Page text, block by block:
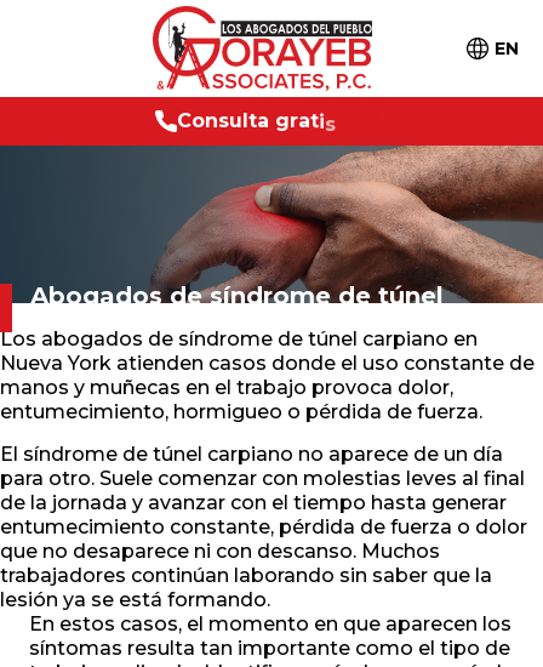
EN
Consulta gratis
Abogados de síndrome de túnel
Los abogados de síndrome de túnel carpiano en
Nueva York atienden casos donde el uso constante de
manos y muñecas en el trabajo provoca dolor,
entumecimiento, hormigueo o pérdida de fuerza.
El síndrome de túnel carpiano no aparece de un día
para otro. Suele comenzar con molestias leves al final
de la jornada y avanzar con el tiempo hasta generar
entumecimiento constante, pérdida de fuerza o dolor
que no desaparece ni con descanso. Muchos
trabajadores continúan laborando sin saber que la
lesión ya se está formando.
En estos casos, el momento en que aparecen los
síntomas resulta tan importante como el tipo de